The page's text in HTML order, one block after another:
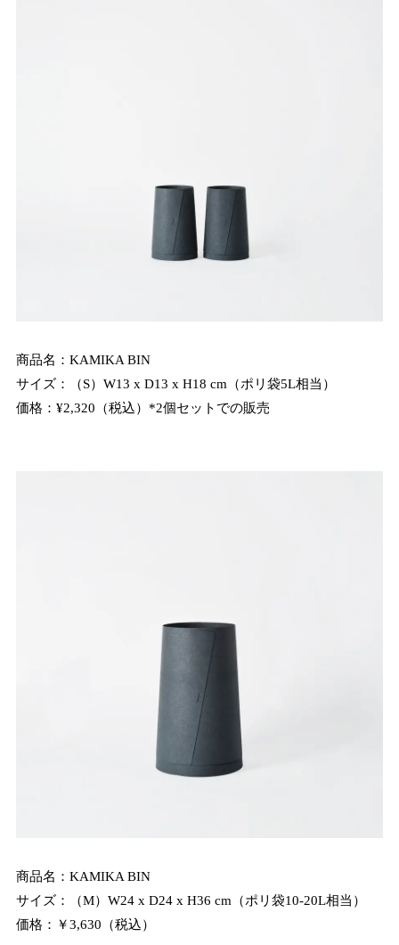
商品名：KAMIKA BIN
サイズ：（S）W13 x D13 x H18 cm（ポリ袋5L相当）
価格：¥2,320（税込）*2個セットでの販売
商品名：KAMIKA BIN
サイズ：（M）W24 x D24 x H36 cm（ポリ袋10-20L相当）
価格：￥3,630（税込）